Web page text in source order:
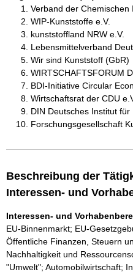
Verband der Chemischen
WIP-Kunststoffe e.V.
kunststoffland NRW e.V.
Lebensmittelverband
Wir sind Kunststoff (GbR)
WIRTSCHAFTSFORUM
BDI-Initiative Circular
Wirtschaftsrat der CDU
DIN Deutsches Institut für
Forschungsgesellschaft
Beschreibung der
Interessen- und
Interessen- und
EU-Binnenmarkt; EU-
Öffentliche Finanzen, Steuern
Nachhaltigkeit und
"Umwelt"; Automobilwirtschaft;